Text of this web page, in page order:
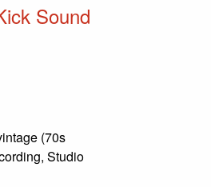
Sound
(70s
Studio